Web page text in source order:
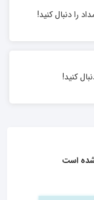
را دنبال کنید!
کنید!